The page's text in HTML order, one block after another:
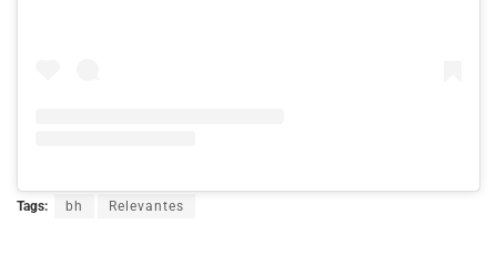
Tags: bh Relevantes